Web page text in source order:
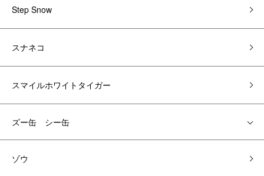
Step Snow
スナネコ
スマイルホワイトタイガー
ズー缶 シー缶
ゾウ